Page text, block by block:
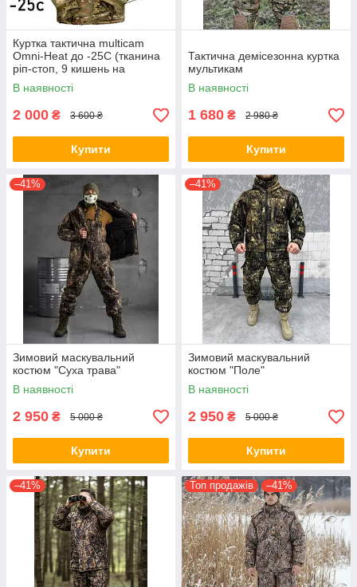
Куртка тактична multicam
Omni-Heat до -25С (тканина
ріп-стоп, 9 кишень на
блискавці)
В наявності
2 000 ₴ 3 600 ₴
Купити
Тактична демісезонна куртка
мультикам
В наявності
1 680 ₴ 2 980 ₴
Купити
–41%
Зимовий маскувальний
костюм "Суха трава"
В наявності
2 950 ₴ 5 000 ₴
Купити
–41%
Зимовий маскувальний
костюм "Поле"
В наявності
2 950 ₴ 5 000 ₴
Купити
–41% Топ продажів –41%